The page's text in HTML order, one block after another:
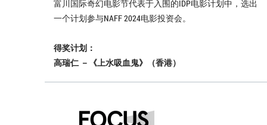
富川国际奇幻电影节代表于入围的IDP电影计划中，选出
一个计划参与NAFF 2024电影投资会。
得奖计划：
高瑞仁 －《上水吸血鬼》（香港）